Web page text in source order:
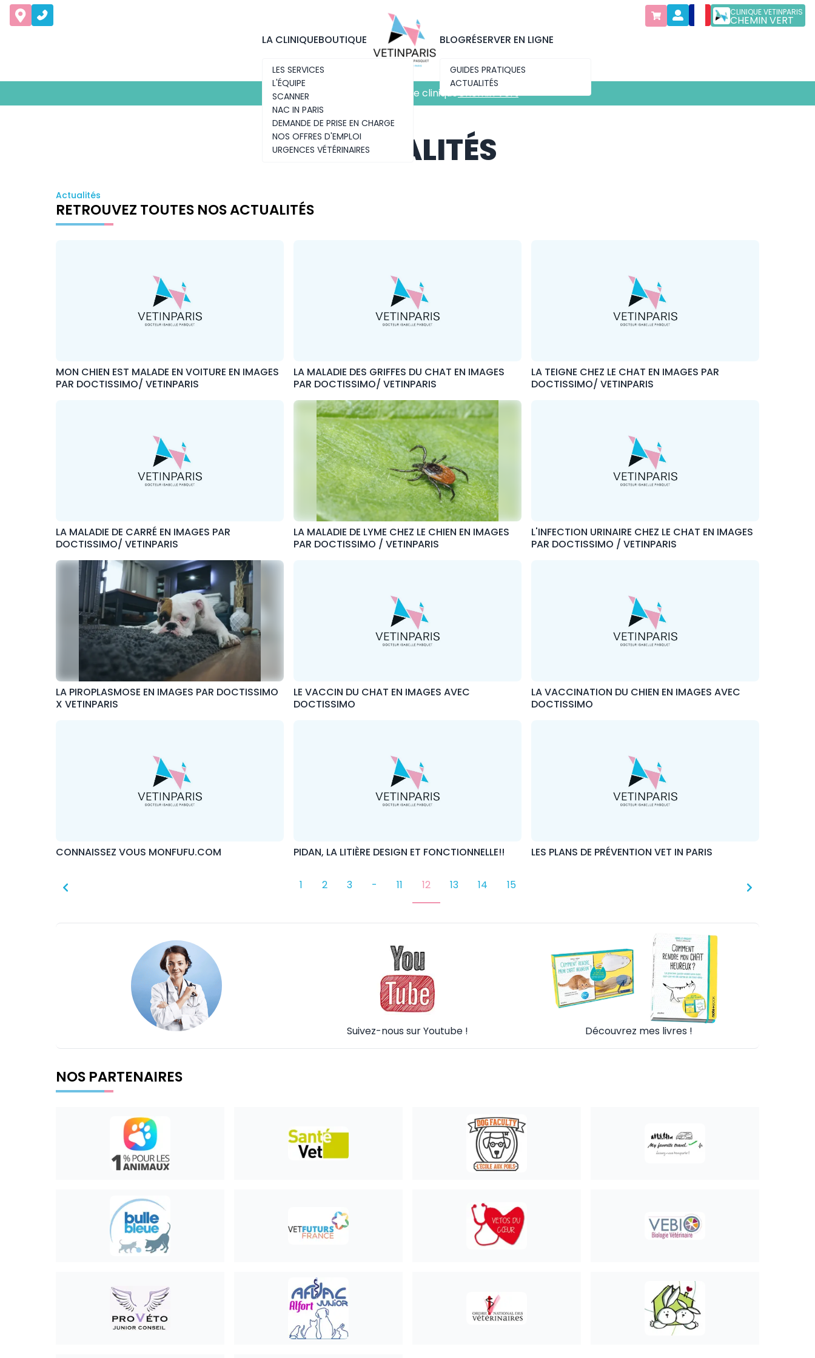
CLINIQUE VETINPARIS
CHEMIN VERT
LA CLINIQUE
LES SERVICES
L'ÉQUIPE
SCANNER
NAC IN PARIS
DEMANDE DE PRISE EN CHARGE
NOS OFFRES D'EMPLOI
URGENCES VÉTÉRINAIRES
BOUTIQUE BLOG
GUIDES PRATIQUES
ACTUALITÉS
RÉSERVER EN LIGNE
Découvrez notre nouvelle cliniqueChemin Vert
Découvrez notre nouvelle clinique
ACTUALITÉS
Actualités
RETROUVEZ TOUTES NOS ACTUALITÉS
MON CHIEN EST MALADE EN VOITURE EN IMAGES
PAR DOCTISSIMO/ VETINPARIS
LA MALADIE DES GRIFFES DU CHAT EN IMAGES
PAR DOCTISSIMO/ VETINPARIS
LA TEIGNE CHEZ LE CHAT EN IMAGES PAR
DOCTISSIMO/ VETINPARIS
LA MALADIE DE CARRÉ EN IMAGES PAR
DOCTISSIMO/ VETINPARIS
LA MALADIE DE LYME CHEZ LE CHIEN EN IMAGES
PAR DOCTISSIMO / VETINPARIS
L'INFECTION URINAIRE CHEZ LE CHAT EN IMAGES
PAR DOCTISSIMO / VETINPARIS
LA PIROPLASMOSE EN IMAGES PAR DOCTISSIMO
X VETINPARIS
LE VACCIN DU CHAT EN IMAGES AVEC
DOCTISSIMO
LA VACCINATION DU CHIEN EN IMAGES AVEC
DOCTISSIMO
CONNAISSEZ VOUS MONFUFU.COM PIDAN, LA LITIÈRE DESIGN ET FONCTIONNELLE!! LES PLANS DE PRÉVENTION VET IN PARIS
1 2 3 - 11 12 13 14 15
Suivez-nous sur Youtube ! Découvrez mes livres !
NOS PARTENAIRES